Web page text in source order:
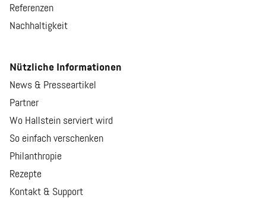
Referenzen
Nachhaltigkeit
Nützliche Informationen
News & Presseartikel
Partner
Wo Hallstein serviert wird
So einfach verschenken
Philanthropie
Rezepte
Kontakt & Support